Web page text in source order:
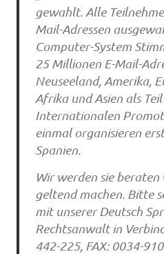
gewahlt. Alle
Mail-Adressen
Computer-System
25 Millionen E-Mail-
Neuseeland, Amerika,
Afrika und Asien als
Internationalen
einmal organisieren
Spanien.
Wir werden sie beraten
geltend machen. Bitte
mit unserer Deutsch
Rechtsanwalt in
442-225, FAX: 0034-